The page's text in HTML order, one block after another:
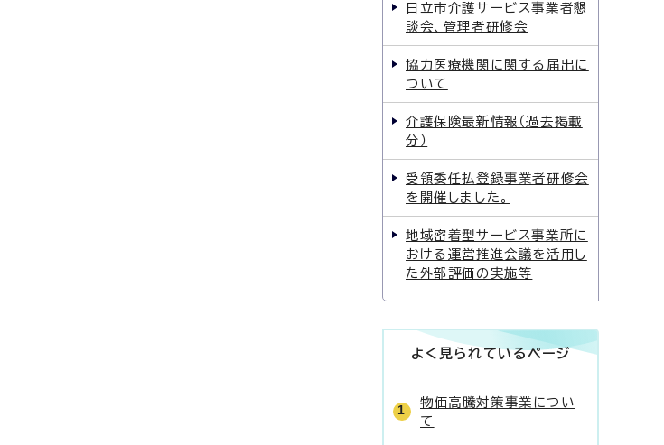
日立市介護サービス事業者懇
談会、管理者研修会
協力医療機関に関する届出に
ついて
介護保険最新情報（過去掲載
分）
受領委任払登録事業者研修会
を開催しました。
地域密着型サービス事業所に
おける運営推進会議を活用し
た外部評価の実施等
よく見られているページ
物価高騰対策事業につい
て